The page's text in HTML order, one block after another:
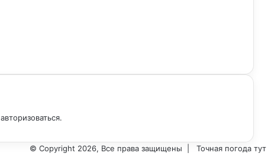
авторизоваться.
© Copyright 2026, Все права защищены |
Точная погода тут